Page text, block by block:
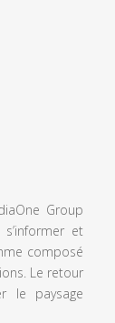
Group
et
composé
Le retour
le paysage